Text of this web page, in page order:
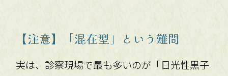
【注意】「混在型」という難問
実は、診察現場で最も多いのが「日光性黒子